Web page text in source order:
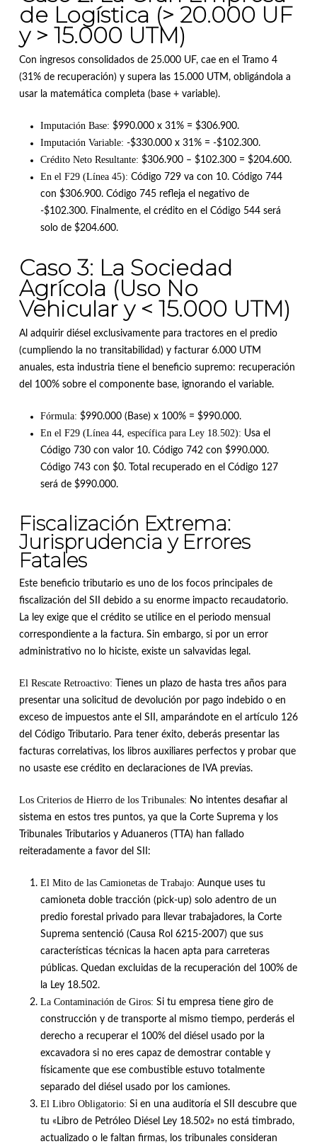
de Logística (> 20.000 UF
y > 15.000 UTM)
Con ingresos consolidados de 25.000 UF, cae en el Tramo 4
(31% de recuperación) y supera las 15.000 UTM, obligándola a
usar la matemática completa (base + variable).
Imputación Base: $990.000 x 31% = $306.900.
Imputación Variable: -$330.000 x 31% = -$102.300.
Crédito Neto Resultante: $306.900 – $102.300 = $204.600.
En el F29 (Línea 45): Código 729 va con 10. Código 744
con $306.900. Código 745 refleja el negativo de
-$102.300. Finalmente, el crédito en el Código 544 será
solo de $204.600.
Caso 3: La Sociedad
Agrícola (Uso No
Vehicular y < 15.000 UTM)
Al adquirir diésel exclusivamente para tractores en el predio
(cumpliendo la no transitabilidad) y facturar 6.000 UTM
anuales, esta industria tiene el beneficio supremo: recuperación
del 100% sobre el componente base, ignorando el variable.
Fórmula: $990.000 (Base) x 100% = $990.000.
En el F29 (Línea 44, específica para Ley 18.502): Usa el
Código 730 con valor 10. Código 742 con $990.000.
Código 743 con $0.
Total recuperado en el Código 127
será de $990.000.
Fiscalización Extrema:
Jurisprudencia y Errores
Fatales
Este beneficio tributario es uno de los focos principales de
fiscalización del SII debido a su enorme impacto recaudatorio.
La ley exige que el crédito se utilice en el periodo mensual
correspondiente a la factura. Sin embargo, si por un error
administrativo no lo hiciste, existe un salvavidas legal.
El Rescate Retroactivo:
Tienes un plazo de hasta tres años para
presentar una solicitud de devolución por pago indebido o en
exceso de impuestos ante el SII, amparándote en el artículo 126
del Código Tributario. Para tener éxito, deberás presentar las
facturas correlativas, los libros auxiliares perfectos y probar que
no usaste ese crédito en declaraciones de IVA previas.
Los Criterios de Hierro de los Tribunales: No intentes desafiar al
sistema en estos tres puntos, ya que la Corte Suprema y los
Tribunales Tributarios y Aduaneros (TTA) han fallado
reiteradamente a favor del SII :
El Mito de las Camionetas de Trabajo: Aunque uses tu
camioneta doble tracción (pick-up) solo adentro de un
predio forestal privado para llevar trabajadores, la Corte
Suprema sentenció (Causa Rol 6215-2007) que sus
características técnicas la hacen apta para carreteras
públicas. Quedan excluidas de la recuperación del 100% de
la Ley 18.502.
La Contaminación de Giros: Si tu empresa tiene giro de
construcción y de transporte al mismo tiempo, perderás el
derecho a recuperar el 100% del diésel usado por la
excavadora si no eres capaz de demostrar contable y
físicamente que ese combustible estuvo totalmente
separado del diésel usado por los camiones.
El Libro Obligatorio: Si en una auditoría el SII descubre que
tu «Libro de Petróleo Diésel Ley 18.502» no está timbrado,
actualizado o le faltan firmas, los tribunales consideran